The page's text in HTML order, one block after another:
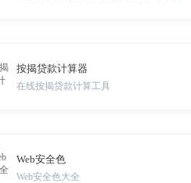
按揭贷款计算器
在线按揭贷款计算工具
Web安全色
Web安全色大全